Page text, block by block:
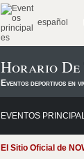
español
Horario De
Eventos deportivos en
EVENTOS
El Sitio Oficial de